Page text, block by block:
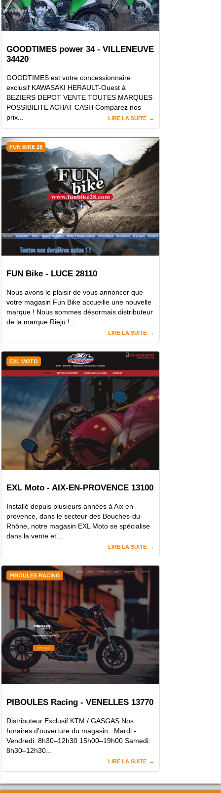
GOODTIMES power 34 - VILLENEUVE
34420
GOODTIMES est votre concessionnaire
exclusif KAWASAKI HERAULT-Ouest à
BEZIERS DEPOT VENTE TOUTES MARQUES
POSSIBILITE ACHAT CASH Comparez nos
prix...
LIRE LA SUITE
FUN BIKE 28
FUN Bike - LUCE 28110
Nous avons le plaisir de vous annoncer que
votre magasin Fun Bike accueille une nouvelle
marque ! Nous sommes désormais distributeur
de la marque Rieju !...
LIRE LA SUITE
EXL MOTO
EXL Moto - AIX-EN-PROVENCE 13100
Installé depuis plusieurs années à Aix en
provence, dans le secteur des Bouches-du-
Rhône, notre magasin EXL Moto se spécialise
dans la vente et...
LIRE LA SUITE
PIBOULES RACING
PIBOULES Racing - VENELLES 13770
Distributeur Exclusif KTM / GASGAS Nos
horaires d'ouverture du magasin : Mardi -
Vendredi: 8h30–12h30 15h00–19h00 Samedi:
8h30–12h30...
LIRE LA SUITE